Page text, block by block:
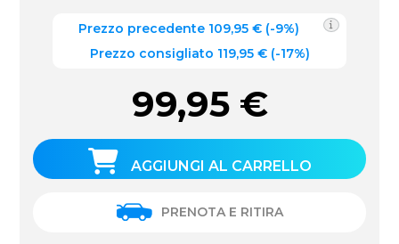
Prezzo precedente 109,95 € (-9%)
Prezzo consigliato 119,95 € (-17%)
99,95 €
AGGIUNGI AL CARRELLO
PRENOTA E RITIRA